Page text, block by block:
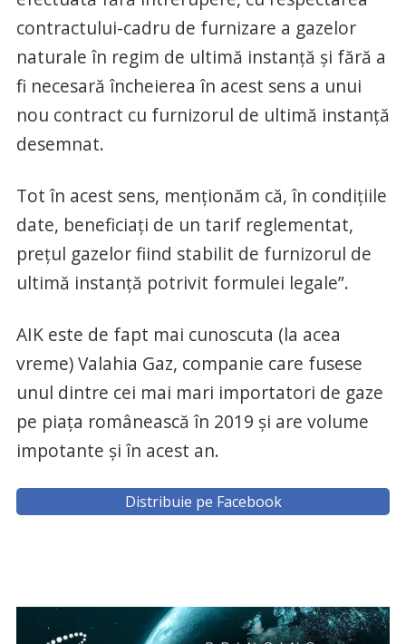
contractului-cadru de furnizare a gazelor
naturale în regim de ultimă instanță și fără a
fi necesară încheierea în acest sens a unui
nou contract cu furnizorul de ultimă instanță
desemnat.
Tot în acest sens, menționăm că, în condițiile
date, beneficiați de un tarif reglementat,
prețul gazelor fiind stabilit de furnizorul de
ultimă instanță potrivit formulei legale”.
AIK este de fapt mai cunoscuta (la acea
vreme) Valahia Gaz, companie care fusese
unul dintre cei mai mari importatori de gaze
pe piața românească în 2019 și are volume
impotante și în acest an.
Distribuie pe Facebook